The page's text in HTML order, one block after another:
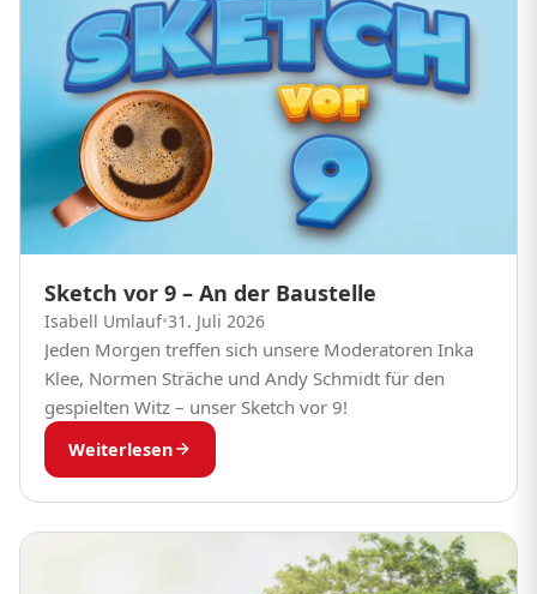
Sketch vor 9 – An der Baustelle
Isabell Umlauf•31. Juli 2026
Jeden Morgen treffen sich unsere Moderatoren Inka
Klee, Normen Sträche und Andy Schmidt für den
gespielten Witz – unser Sketch vor 9!
Weiterlesen